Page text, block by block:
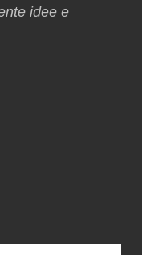
idee e